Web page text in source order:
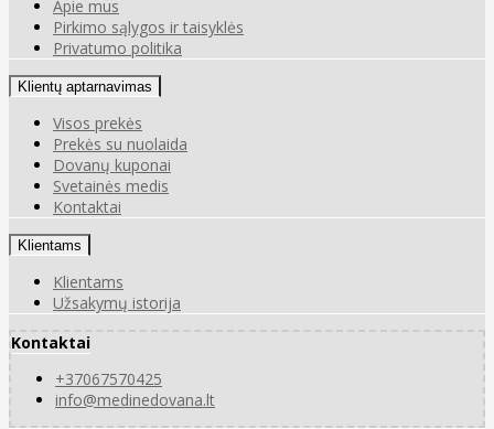
Apie mus
Pirkimo sąlygos ir taisyklės
Privatumo politika
Klientų aptarnavimas
Visos prekės
Prekės su nuolaida
Dovanų kuponai
Svetainės medis
Kontaktai
Klientams
Klientams
Užsakymų istorija
Kontaktai
+37067570425
info@medinedovana.lt